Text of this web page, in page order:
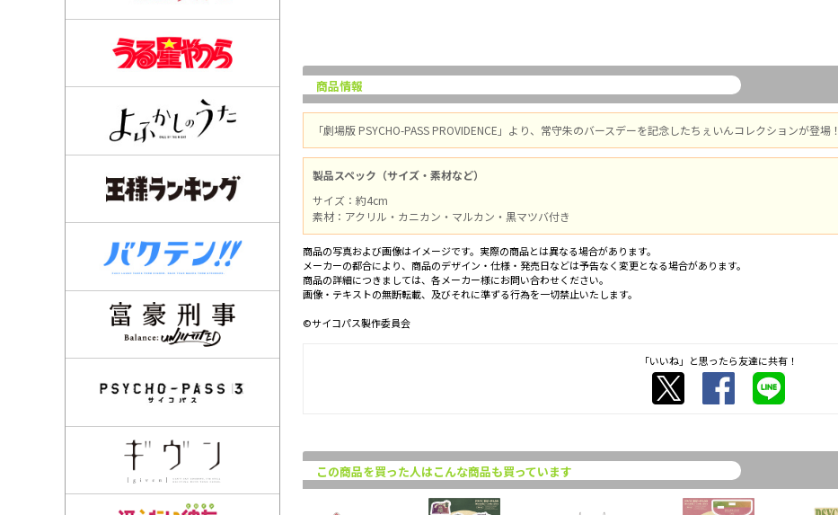
商品情報
「劇場版 PSYCHO-PASS PROVIDENCE」より、常守朱のバースデーを記念したちぇいんコレクションが登場！
製品スペック（サイズ・素材など）
サイズ：約4cm
素材：アクリル・カニカン・マルカン・黒マツバ付き
商品の写真および画像はイメージです。実際の商品とは異なる場合があります。
メーカーの都合により、商品のデザイン・仕様・発売日などは予告なく変更となる場合があります。
商品の詳細につきましては、各メーカー様にお問い合わせください。
画像・テキストの無断転載、及びそれに準ずる行為を一切禁止いたします。
©サイコパス製作委員会
「いいね」と思ったら友達に共有！
この商品を買った人はこんな商品も買っています